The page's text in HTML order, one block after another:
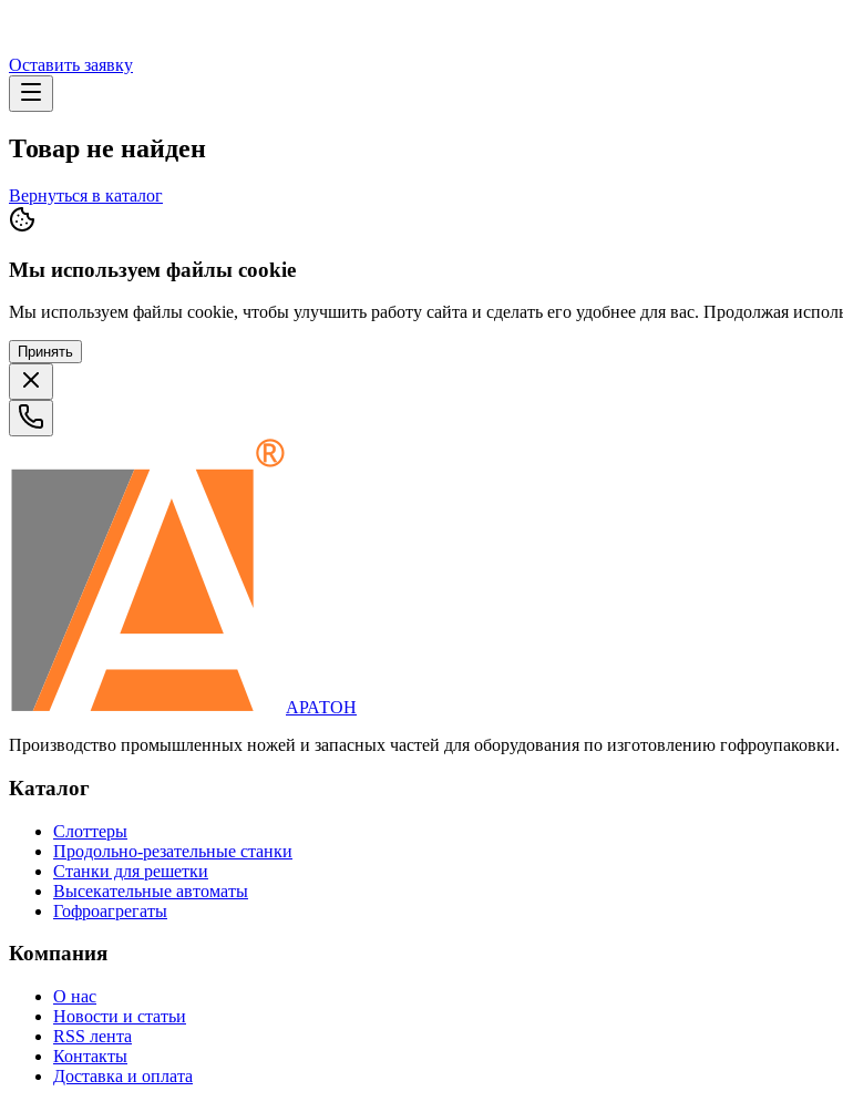
Оставить заявку
Товар не найден
Вернуться в каталог
Мы используем файлы cookie
Мы используем файлы cookie, чтобы улучшить работу сайта и сделать его удобнее для вас. Продолжая
Принять
АРАТОН
Производство промышленных ножей и запасных частей для оборудования по изготовлению гофроупаковки.
Каталог
Слоттеры
Продольно-резательные станки
Станки для решетки
Высекательные автоматы
Гофроагрегаты
Компания
О нас
Новости и статьи
RSS лента
Контакты
Доставка и оплата